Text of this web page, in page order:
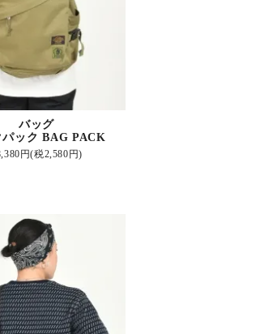
バッグ
パック BAG PACK
円(税2,580円)